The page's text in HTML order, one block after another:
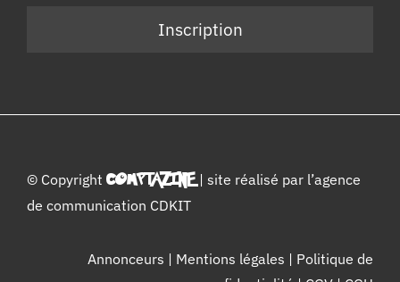
© Copyright COMPTAZINE| site réalisé par l’agence
de communication CDKIT
Annonceurs | Mentions légales | Politique de